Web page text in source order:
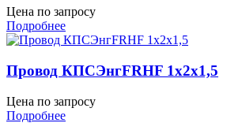
Цена по запросу
Подробнее
Провод КПСЭнгFRHF 1х2х1,5
Цена по запросу
Подробнее